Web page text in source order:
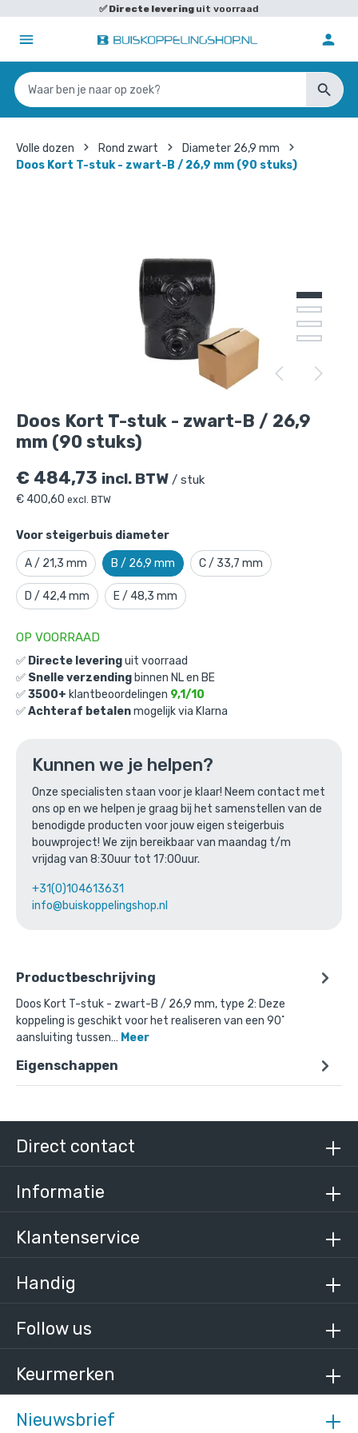
✅Directe levering uit voorraad
Volle dozen Rond zwart
Diameter 26,9 mm
Doos Kort T-stuk - zwart-B / 26,9 mm (90 stuks)
Doos Kort T-stuk - zwart-B / 26,9
mm (90 stuks)
€ 484,73 incl. BTW / stuk
€ 400,60 excl. BTW
Voor steigerbuis diameter
A / 21,3 mm B / 26,9 mm C / 33,7 mm
D / 42,4 mm E / 48,3 mm
OP VOORRAAD
✅ Directe leveringuit voorraad
✅ Snelle verzending binnen NL en BE
✅3500+ klantbeoordelingen 9,1/10
✅Achteraf betalenmogelijk via Klarna
Kunnen we je helpen?
Onze specialisten staan voor je klaar! Neem contact met
ons op en we helpen je graag bij het samenstellen van de
benodigde producten voor jouw eigen steigerbuis
bouwproject! We zijn bereikbaar van maandag t/m
vrijdag van 8:30uur tot 17:00uur.
+31(0)104613631
info@buiskoppelingshop.nl
Productbeschrijving
Doos Kort T-stuk - zwart-B / 26,9 mm, type 2: Deze
koppeling is geschikt voor het realiseren van een 90˚
aansluiting tussen… Meer
Eigenschappen
Doos Kort T-stuk - zwart-B / 26,9 mm
Doos Kort T-stuk - zwart-B / 26,9 mm
(90 stuks)
Gekozen aantal: x1
€484,73 incl. BTW/ stuk
€400,60 excl. BTW
Ga naar winkelmandje
Bovenstaande product wordt vaak
gecombineerd met:
€ 9,35 excl. BTW
Nieuwsbrief
Follow us
Keurmerken
Direct contact
Informatie
Klantenservice
Handig